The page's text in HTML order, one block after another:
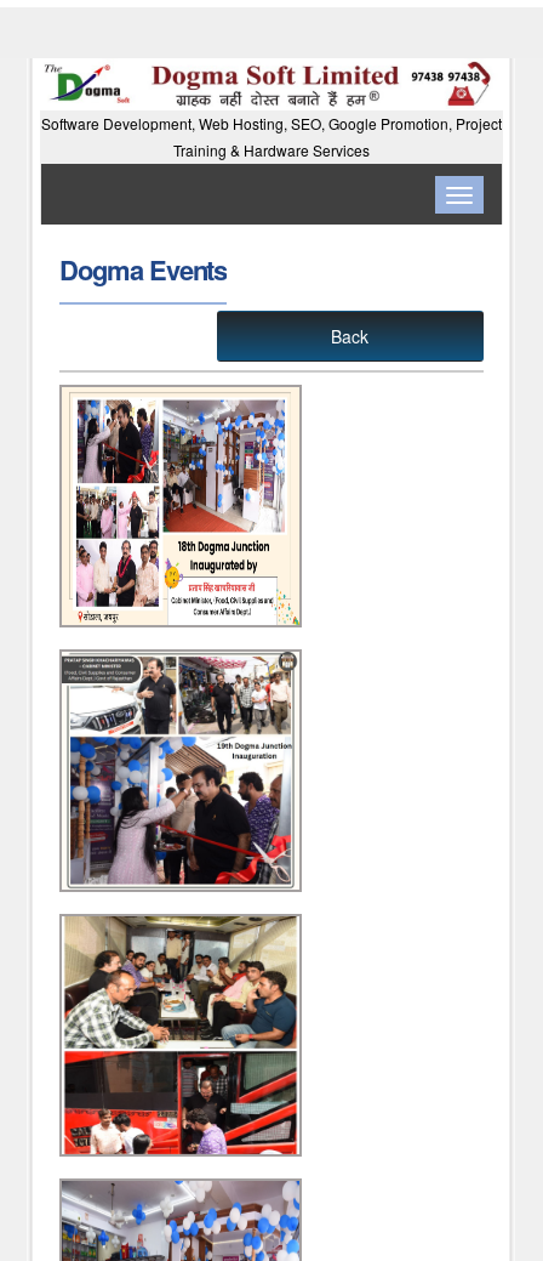
Software Development, Web Hosting, SEO, Google Promotion, Project
Training & Hardware Services
Toggle
navigation
Dogma Events
Back